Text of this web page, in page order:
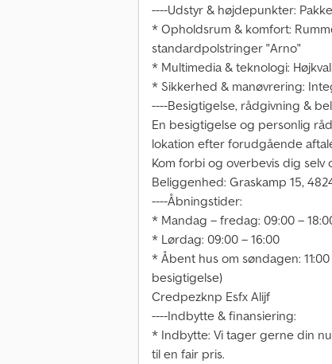
----Udstyr & højdepunkter:
* Opholdsrum & komfort:
standardpolstringer "Arno"
* Multimedia & teknologi:
* Sikkerhed & manøvrering:
----Besigtigelse, rådgivning &
En besigtigelse og personlig
lokation efter forudgående
Kom forbi og overbevis dig
Beliggenhed: Graskamp 15,
----Åbningstider:
* Mandag – fredag: 09:00 –
* Lørdag: 09:00 – 16:00
* Åbent hus om søndagen:
besigtigelse)
Credpezknp Esfx Alijf
----Indbytte & finansiering:
* Indbytte: Vi tager gerne din
til en fair pris.